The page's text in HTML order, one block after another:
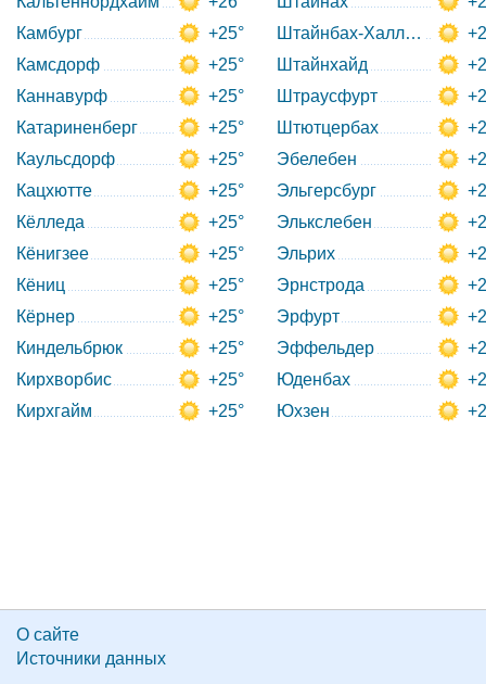
Камбург
+25°
Камсдорф
+25°
Каннавурф
+25°
Катариненберг
+25°
Каульсдорф
+25°
Кацхютте
+25°
Кёлледа
+25°
Кёнигзее
+25°
Кёниц
+25°
Кёрнер
+25°
Киндельбрюк
+25°
Кирхворбис
+25°
Кирхгайм
+25°
Штайнбах-Халленберг
Штайнхайд
Штраусфурт
Штютцербах
Эбелебен
Эльгерсбург
Элькслебен
Эльрих
Эрнстрода
Эрфурт
Эффельдер
Юденбах
Юхзен
О сайте
Источники данных